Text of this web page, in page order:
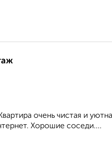
очень чистая и
Хорошие соседи....